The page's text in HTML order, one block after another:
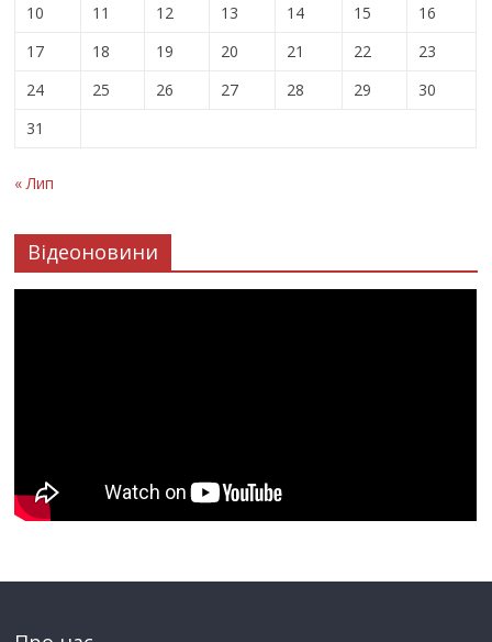
10
11 12 13 14 15
16
17
18 19 20 21 22
23
24
25 26 27 28 29
30
31
« Лип
Відеоновини